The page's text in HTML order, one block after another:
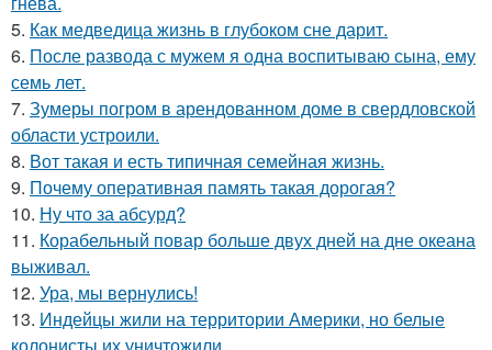
5. Как медведица жизнь в глубоком сне дарит.
6. После развода с мужем я одна воспитываю сына, ему
семь лет.
7. Зумеры погром в арендованном доме в свердловской
области устроили.
8. Вот такая и есть типичная семейная жизнь.
9. Почему оперативная память такая дорогая?
10. Ну что за абсурд?
11. Корабельный повар больше двух дней на дне океана
выживал.
12. Ура, мы вернулись!
13. Индейцы жили на территории Америки, но белые
колонисты их уничтожили.